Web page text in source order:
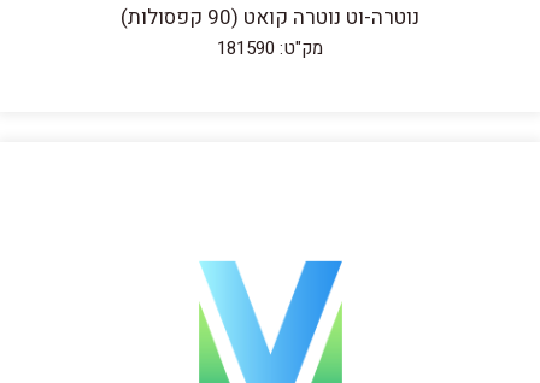
נוטרה-וט נוטרה קואט (90 קפסולות)
מק"ט: 181590